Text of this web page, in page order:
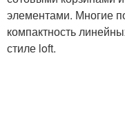
элементами. Многие
компактность
стиле loft.